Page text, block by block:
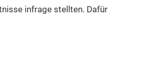
infrage stell­ten. Dafür